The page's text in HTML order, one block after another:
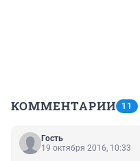
КОММЕНТАРИИ 11
Гость
19 октября 2016, 10:33